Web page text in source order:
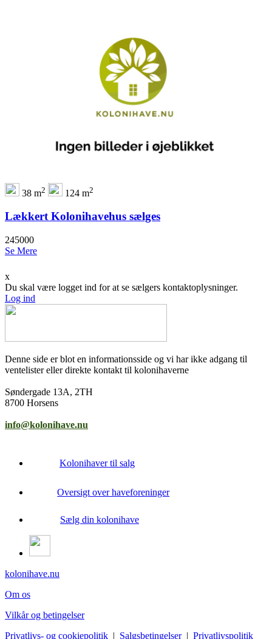
38 m2 124 m2
Lækkert Kolonihavehus sælges
245000
Se Mere
x
Du skal være logget ind for at se sælgers kontaktoplysninger.
Log ind
Denne side er blot en informationsside og vi har ikke adgang til
ventelister eller direkte kontakt til kolonihaverne
Søndergade 13A, 2TH
8700 Horsens
info@kolonihave.nu
Kolonihaver til salg
Oversigt over haveforeninger
Sælg din kolonihave
kolonihave.nu
Om os
Vilkår og betingelser
Privatlivs- og cookiepolitik | Salgsbetingelser| Privatlivspolitik